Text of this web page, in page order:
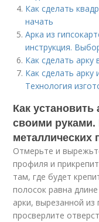
Как сделать
начать
Арка из
инструкция.
Как сделать
Как сделать арку
Технология
Как установить
своими
металлических
Отмерьте и
профиля и
там, где будет
полосок равна
арки, вырезанной из
просверлите